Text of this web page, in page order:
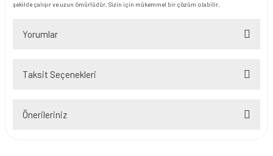
şekilde çalışır ve uzun ömürlüdür. Sizin için mükemmel bir çözüm olabilir.
Yorumlar
Taksit Seçenekleri
Önerileriniz